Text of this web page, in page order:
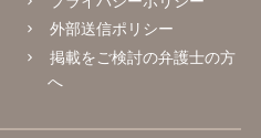
外部送信ポリシー
掲載をご検討の弁護士の方
へ